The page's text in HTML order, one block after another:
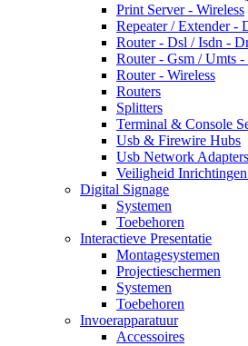
Print Server - Wireless
Repeater / Extender -
Router - Dsl / Isdn -
Router - Gsm / Umts -
Router - Wireless
Routers
Splitters
Terminal & Console
Usb & Firewire Hubs
Usb Network Adapters
Veiligheid
Digital Signage
Systemen
Toebehoren
Interactieve Presentatie
Montagesystemen
Projectieschermen
Systemen
Toebehoren
Invoerapparatuur
Accessoires